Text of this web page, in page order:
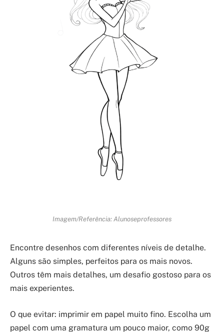
Imagem/Referência: Alunoseprofessores
Encontre desenhos com diferentes níveis de detalhe.
Alguns são simples, perfeitos para os mais novos.
Outros têm mais detalhes, um desafio gostoso para os
mais experientes.
O que evitar: imprimir em papel muito fino. Escolha um
papel com uma gramatura um pouco maior, como 90g